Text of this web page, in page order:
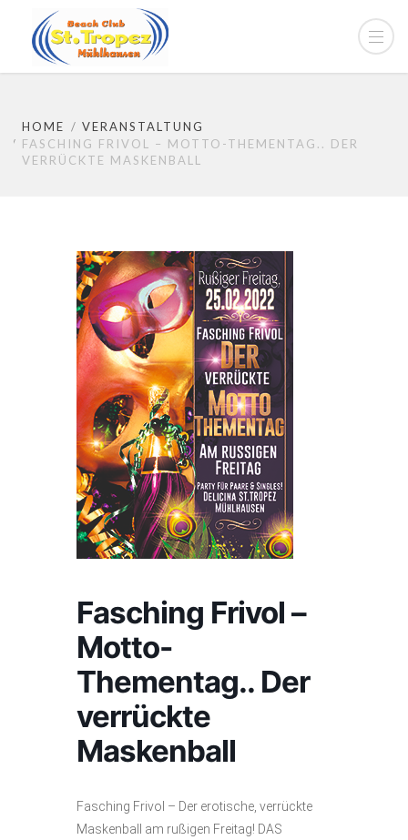
HOME
VERANSTALTUNG
FASCHING FRIVOL – MOTTO-THEMENTAG.. DER
VERRÜCKTE MASKENBALL
Fasching Frivol –
Motto-
Thementag.. Der
verrückte
Maskenball
Fasching Frivol – Der erotische, verrückte
Maskenball am rußigen Freitag! DAS